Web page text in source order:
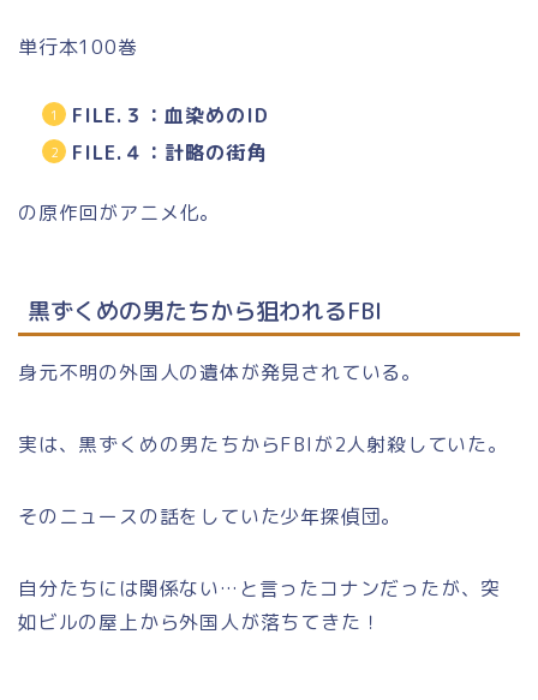
単行本100巻
FILE.３：血染めのID
FILE.４：計略の街角
の原作回がアニメ化。
黒ずくめの男たちから狙われるFBI
身元不明の外国人の遺体が発見されている。
実は、黒ずくめの男たちからFBIが2人射殺していた。
そのニュースの話をしていた少年探偵団。
自分たちには関係ない…と言ったコナンだったが、突
如ビルの屋上から外国人が落ちてきた！